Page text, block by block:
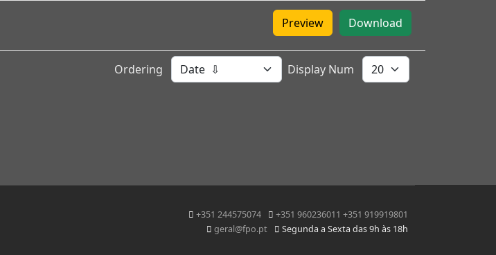
Download
Preview
Ordering Display Num
+351 244575074
+351 960236011 +351 919919801
geral@fpo.pt
Segunda a Sexta das 9h às 18h